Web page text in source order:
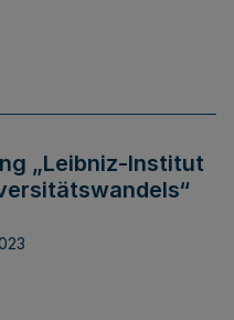
„Leibniz-Institut